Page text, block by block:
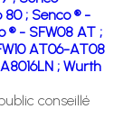
80 ; Senco ® -
® - SFW08 AT ;
AT06-AT08
; Wurth
conseillé